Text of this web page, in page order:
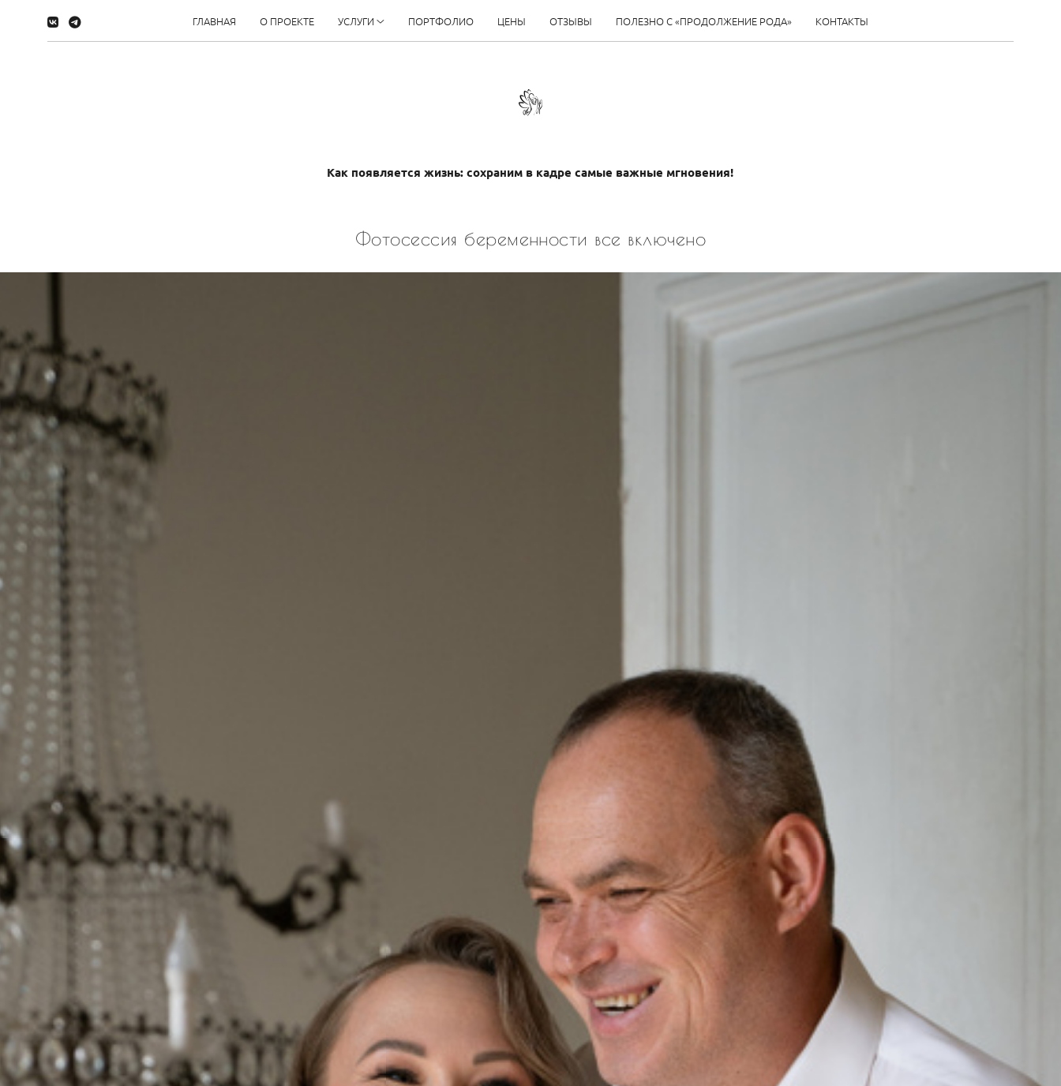
ГЛАВНАЯ О ПРОЕКТЕ УСЛУГИ ПОРТФОЛИО ЦЕНЫ ОТЗЫВЫ ПОЛЕЗНО С «ПРОДОЛЖЕНИЕ РОДА» КОНТАКТЫ
Как появляется жизнь: сохраним в кадре самые важные мгновения!
Фотосессия беременности все включено